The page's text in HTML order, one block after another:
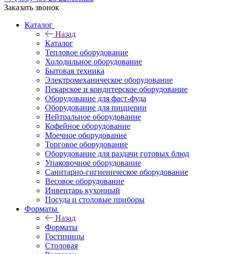
Заказать звонок
Каталог
Назад
Каталог
Тепловое оборудование
Холодильное оборудование
Бытовая техника
Электромеханическое оборудование
Пекарское и кондитерское оборудование
Оборудование для фаст-фуда
Оборудование для пиццерии
Нейтральное оборудование
Кофейное оборудование
Моечное оборудование
Торговое оборудование
Оборудование для раздачи готовых блюд
Упаковочное оборудование
Санитарно-гигиеническое оборудование
Весовое оборудование
Инвентарь кухонный
Посуда и столовые приборы
Форматы
Назад
Форматы
Гостиницы
Столовая